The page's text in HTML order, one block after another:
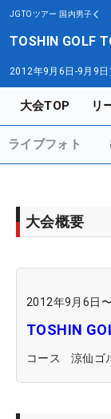
JGTOツアー 国内男子
TOSHIN GOLF
2012年9月6日-9月9日
大会TOP リ
ライブフォト
大会概要
2012年9月6日
TOSHIN
コース 涼仙ゴ